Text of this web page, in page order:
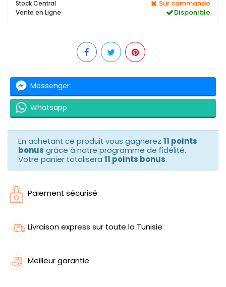
Stock Central Sur commande
Vente en Ligne Disponible
Messenger
Whatsapp
En achetant ce produit vous gagnerez 11 points
bonus grâce à notre programme de fidélité.
Votre panier totalisera 11 points bonus.
Paiement sécurisé
Livraison express sur toute la Tunisie
Meilleur garantie